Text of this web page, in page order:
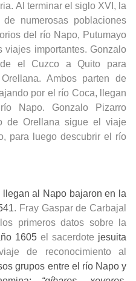
Al terminar el siglo XVI, la
numerosas poblaciones
del río Napo, Putumayo
viajes importantes. Gonzalo
el Cuzco a Quito para
Ambos parten de
por el río Coca, llegan
Napo. Gonzalo Pizarro
de Orellana sigue el viaje
para luego descubrir el río
al Napo bajaron en la
. Fray Gaspar de Carbajal
primeros datos sobre la
1605el sacerdote jesuita
de reconocimiento al
grupos entre el río Napo y